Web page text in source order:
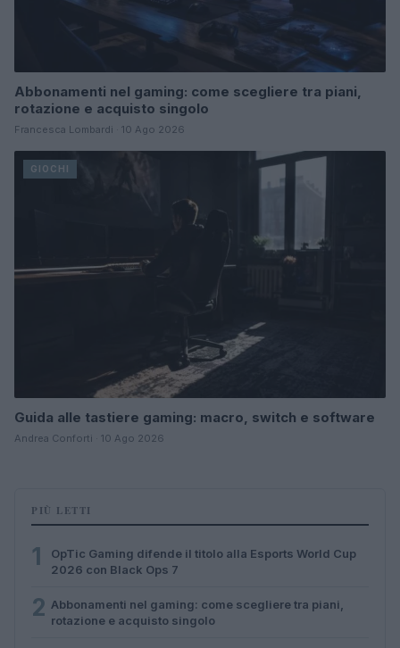
Abbonamenti nel gaming: come scegliere tra piani,
rotazione e acquisto singolo
Francesca Lombardi · 10 Ago 2026
GIOCHI
Guida alle tastiere gaming: macro, switch e software
Andrea Conforti · 10 Ago 2026
PIÙ LETTI
1
OpTic Gaming difende il titolo alla Esports World Cup
2026 con Black Ops 7
2 Abbonamenti nel gaming: come scegliere tra piani,
rotazione e acquisto singolo